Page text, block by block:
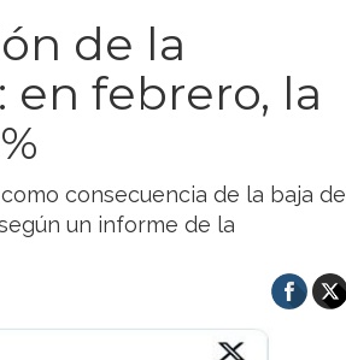
de la
en febrero, la
consecuencia de la baja de
un informe de la